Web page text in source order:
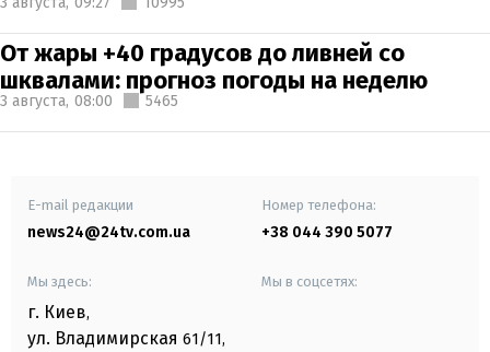
От жары +40 градусов до ливней со
шквалами: прогноз погоды на неделю
3 августа, 08:00 5465
E-mail редакции
news24@24tv.com.ua
Номер телефона:
+38 044 390 5077
Мы здесь:
г. Киев,
ул. Владимирская 61/11,
Мы в соцсетях: